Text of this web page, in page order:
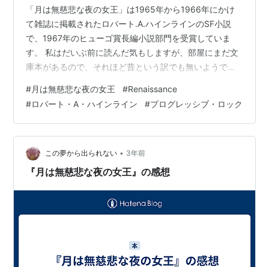
「月は無慈悲な夜の女王」は1965年から1966年にかけ
て雑誌に掲載されたロバート.A.ハインラインのSF小説
で、1967年のヒューゴ賞長編小説部門を受賞していま
す。 私はだいぶ前に読んだ気もしますが、部屋にまだ文
庫本があるので、それほど昔という訳でも無いようで
日5刷」とあるので、2015年に帰国が早い時期に読んだ
みたい、、、そう言えばそんな気がして来ました('◇')ゞ
ハインラインらしい読みやすい語り口（日本語訳しか読
んでませんが('◇')ゞ）と破綻の無い明快なストーリー、
そしてちょっぴり切なさを感じる結末。ヴェルヌやウェ
ルズ程…
#月は無慈悲な夜の女王 #Renaissance
#ロバート・A・ハインライン #プログレッシブ・ロック
この夢から出られない • 3年前
『月は無慈悲な夜の女王』の感想